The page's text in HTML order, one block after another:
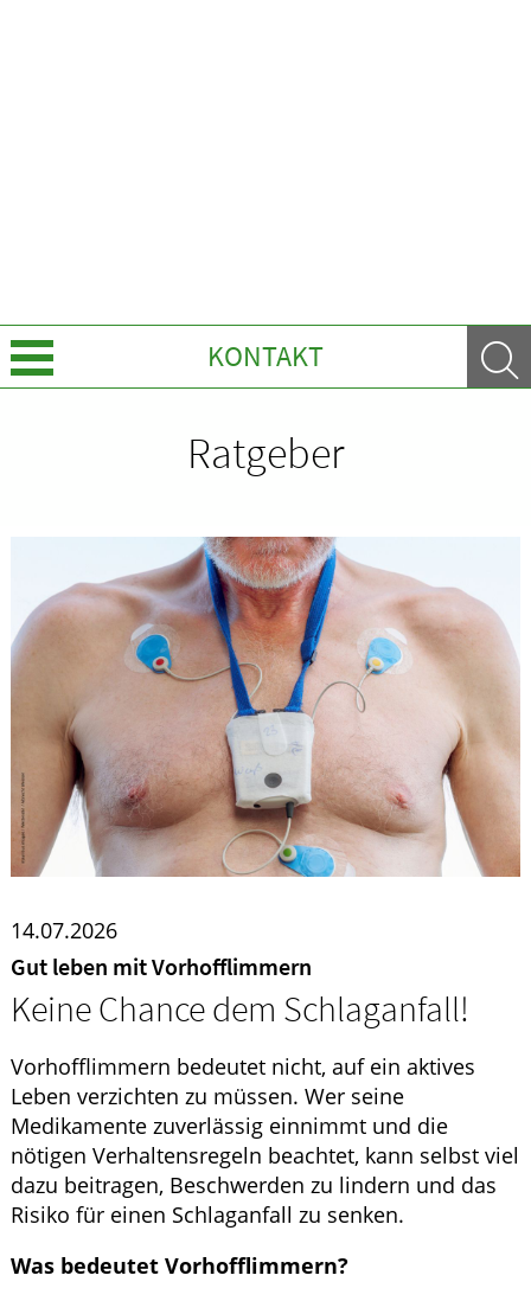
KONTAKT
Krankheiten & Therapie
GESUND IM ALTER
ELTERN UND KIND
Ratgeber
14.07.2026
Gut leben mit Vorhofflimmern
Keine Chance dem Schlaganfall!
Vorhofflimmern bedeutet nicht, auf ein aktives
Leben verzichten zu müssen. Wer seine
Medikamente zuverlässig einnimmt und die
nötigen Verhaltensregeln beachtet, kann selbst viel
dazu beitragen, Beschwerden zu lindern und das
Risiko für einen Schlaganfall zu senken.
Was bedeutet Vorhofflimmern?